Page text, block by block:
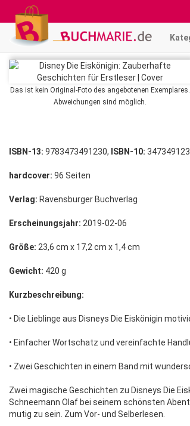
Das ist kein Original-Foto des angebotenen Exemplares.
Abweichungen sind möglich.
ISBN-13: 9783473491230, ISBN-10:
hardcover: 96 Seiten
Verlag: Ravensburger Buchverlag
Erscheinungsjahr: 2019-02-06
Größe: 23,6 cm x 17,2 cm x 1,4 cm
Gewicht: 420 g
Kurzbeschreibung:
• Die Lieblinge aus Disneys Die Eiskönigin
• Einfacher Wortschatz und vereinfachte
• Zwei Geschichten in einem Band mit
Zwei magische Geschichten zu Disneys Die
Schneemann Olaf bei seinem schönsten
mutig zu sein. Zum Vor- und Selberlesen.